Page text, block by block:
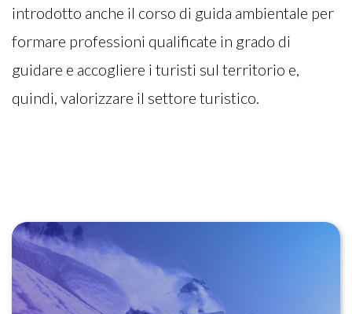
introdotto anche il corso di guida ambientale per
formare professioni qualificate in grado di
guidare e accogliere i turisti sul territorio e,
quindi, valorizzare il settore turistico.